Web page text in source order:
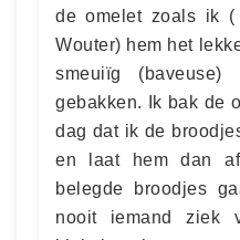
de omelet zoals ik
Wouter) hem het
smeuiïg
gebakken. Ik bak de
dag dat ik de
en laat hem dan
belegde broodjes
nooit iemand ziek